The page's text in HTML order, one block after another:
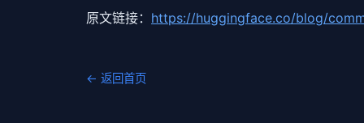
原文链接： https://huggingface.co/blog/
← 返回首页